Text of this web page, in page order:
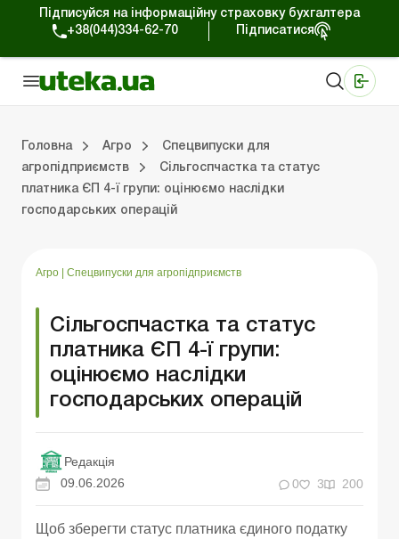
Підписуйся на інформаційну страховку бухгалтера
+38(044)334-62-70
Підписатися
Головна Агро
Спецвипуски для
агропідприємств
Сільгоспчастка та статус
платника ЄП 4-ї групи: оцінюємо наслідки
господарських операцій
Агро Спецвипуски для агропідприємств
Сільгоспчастка та статус
платника ЄП 4-ї групи:
оцінюємо наслідки
господарських операцій
Редакція
09.06.2026
0 3 200
Щоб зберегти статус платника єдиного податку